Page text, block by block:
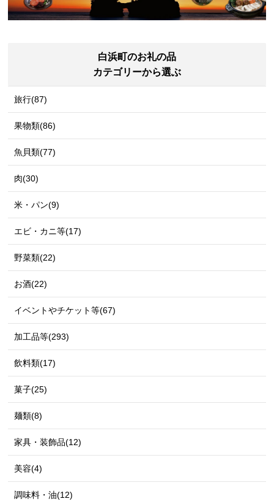
白浜町のお礼の品
カテゴリーから選ぶ
旅行(87)
果物類(86)
魚貝類(77)
肉(30)
米・パン(9)
エビ・カニ等(17)
野菜類(22)
お酒(22)
イベントやチケット等(67)
加工品等(293)
飲料類(17)
菓子(25)
麺類(8)
家具・装飾品(12)
美容(4)
調味料・油(12)